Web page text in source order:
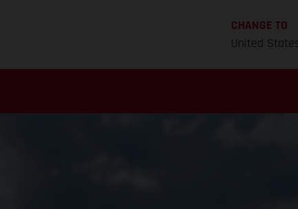
CHANGE TO
United